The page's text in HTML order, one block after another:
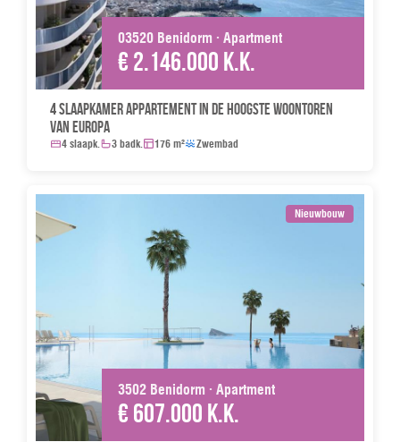
03520 Benidorm · Apartment
€ 2.146.000 k.k.
4 slaapkamer appartement in de hoogste woontoren
van Europa
4 slaapk. 3 badk. 176 m² Zwembad
Nieuwbouw
3502 Benidorm · Apartment
€ 607.000 k.k.